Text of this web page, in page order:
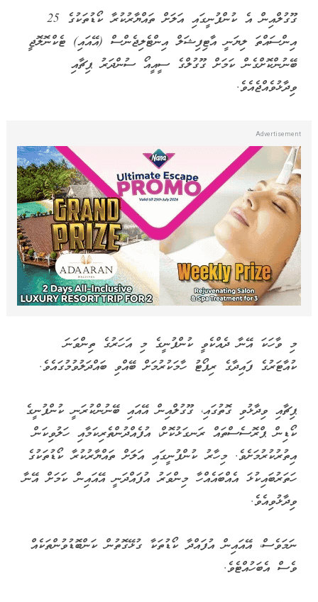
ގޫގުލްއިން އެ ކުންފުނީގައި އަލަށް ތައްޔާރުކުރާ ކޯޑުތަކުގެ 25
އިންސައްތަ ލިޔަނީ އާޓިފިޝަލް އިންޓެލިޖެންސް (އޭއައި) ޓެކްނޮލޮޖީ
ބޭނުންކޮށްގެން ކަމަށް ގޫގުލްގެ ސީއީއޯ ސުންދަރު ޕިޗާއި
ވިދާޅުވެއްޖެއެވެ.
މި ވާހަކަ އޭނާ ދެއްކެވީ ކުންފުނީގެ މި އަހަރުގެ ތިންވަނަ
ކުއާޓަރުގެ ފައިދާގެ ރިޕޯޓު ހާމަކުރުމަށް ބޭއްވި ބައްދަލުވުމުގައެވެ.
ޕިޗާއި ވިދާޅުވި ގޮތުގައި، ގޫގުލްއިން އޭއައި ބޭނުންކުރަނީ ކުންފުނީގެ
ކޯޑިން ޕްރޮސެސްތައް ރަނގަޅުކޮށް، އުފެއްދުންތެރިކަމާއި ހަލުވިކަން
އިތުރުކުރުމަށެވެ. މިހާރު ކުންފުނީގައި އަލަށް ތައްޔާރުކުރާ ކޯޑުތަކުގެ
ހަތަރުބައިކުޅަ އެއްބައެއްހާ މިންވަރު އުފައްދަނީ އޭއައިން ކަމަށް އޭނާ
ވިދާޅުވިއެވެ.
ނަމަވެސް، އޭއައިން އުފައްދާ ކޯޑުތަކާ ގުޅޭގޮތުން ކަންބޮޑުވުންތަކެއް
ވެސް އެބަހުއްޓެވެ.